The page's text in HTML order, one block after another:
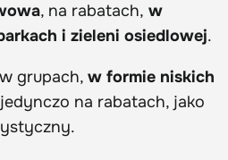
, na rabatach, w
i zieleni osiedlowej.
grupach, w formie niskich
na rabatach, jako